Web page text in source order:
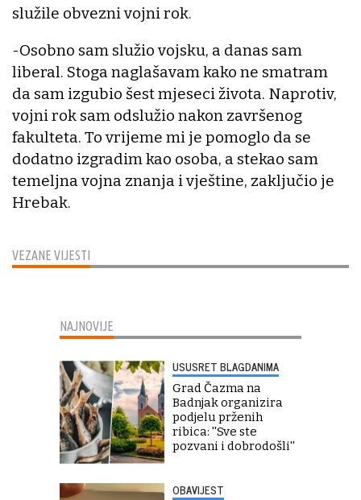
VEZANE VIJESTI
služile obvezni vojni rok.
-Osobno sam služio vojsku, a danas sam
liberal. Stoga naglašavam kako ne smatram
da sam izgubio šest mjeseci života. Naprotiv,
vojni rok sam odslužio nakon završenog
fakulteta. To vrijeme mi je pomoglo da se
dodatno izgradim kao osoba, a stekao sam
temeljna vojna znanja i vještine, zaključio je
Hrebak.
NAJNOVIJE
USUSRET BLAGDANIMA
Grad Čazma na
Badnjak organizira
podjelu prženih
ribica: ''Sve ste
pozvani i dobrodošli''
OBAVIJEST